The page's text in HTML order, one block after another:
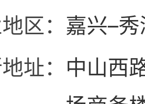
区： 嘉兴–
址： 中山西